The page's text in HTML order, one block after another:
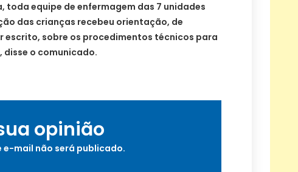
toda equipe de enfermagem das 7 unidades
das crianças recebeu orientação, de
escrito, sobre os procedimentos técnicos para
disse o comunicado.
opinião
e-mail não será publicado.